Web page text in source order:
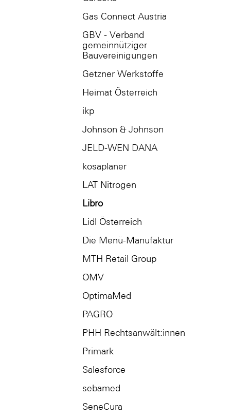
Gas Connect Austria
GBV - Verband
gemeinnütziger
Bauvereinigungen
Getzner Werkstoffe
Heimat Österreich
ikp
Johnson & Johnson
JELD-WEN DANA
kosaplaner
LAT Nitrogen
Libro
Lidl Österreich
Die Menü-Manufaktur
MTH Retail Group
OMV
OptimaMed
PAGRO
PHH Rechtsanwält:innen
Primark
Salesforce
sebamed
SeneCura